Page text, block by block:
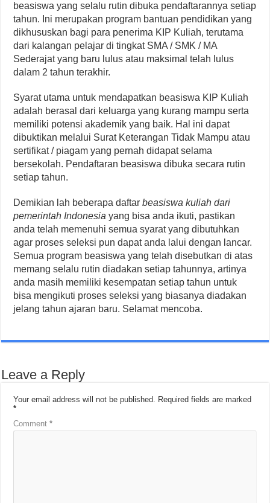
beasiswa yang selalu rutin dibuka pendaftarannya setiap
tahun. Ini merupakan program bantuan pendidikan yang
dikhususkan bagi para penerima KIP Kuliah, terutama
dari kalangan pelajar di tingkat SMA / SMK / MA
Sederajat yang baru lulus atau maksimal telah lulus
dalam 2 tahun terakhir.
Syarat utama untuk mendapatkan beasiswa KIP Kuliah
adalah berasal dari keluarga yang kurang mampu serta
memiliki potensi akademik yang baik. Hal ini dapat
dibuktikan melalui Surat Keterangan Tidak Mampu atau
sertifikat / piagam yang pernah didapat selama
bersekolah. Pendaftaran beasiswa dibuka secara rutin
setiap tahun.
Demikian lah beberapa daftarbeasiswa kuliah dari
pemerintah Indonesia yang bisa anda ikuti, pastikan
anda telah memenuhi semua syarat yang dibutuhkan
agar proses seleksi pun dapat anda lalui dengan lancar.
Semua program beasiswa yang telah disebutkan di atas
memang selalu rutin diadakan setiap tahunnya, artinya
anda masih memiliki kesempatan setiap tahun untuk
bisa mengikuti proses seleksi yang biasanya diadakan
jelang tahun ajaran baru. Selamat mencoba.
Leave a Reply
Your email address will not be published. Required fields are marked
*
Comment*